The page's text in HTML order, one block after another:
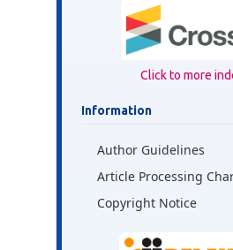
Click to more
Information
Author Guidelines
Article Processing
Copyright Notice